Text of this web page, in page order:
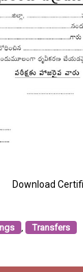
Download
Transfers